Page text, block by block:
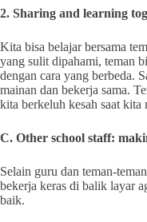
2. Sharing and learning
Kita bisa belajar bersama
yang sulit dipahami, teman
dengan cara yang berbeda.
mainan dan bekerja sama.
kita berkeluh kesah saat kita
C. Other school staff:
Selain guru dan teman-
bekerja keras di balik layar
baik.